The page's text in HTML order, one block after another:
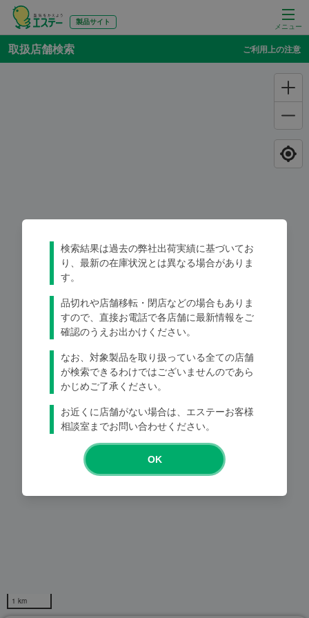
メニュー
製品サイト
取扱店舗検索 ご利用上の注意
Loading...
1 km
検索結果は過去の弊社出荷実績に基づいてお
り、最新の在庫状況とは異なる場合がありま
す。
品切れや店舗移転・閉店などの場合もありま
すので、直接お電話で各店舗に最新情報をご
確認のうえお出かけください。
なお、対象製品を取り扱っている全ての店舗
が検索できるわけではございませんのであら
かじめご了承ください。
お近くに店舗がない場合は、エステーお客様
相談室までお問い合わせください。
OK